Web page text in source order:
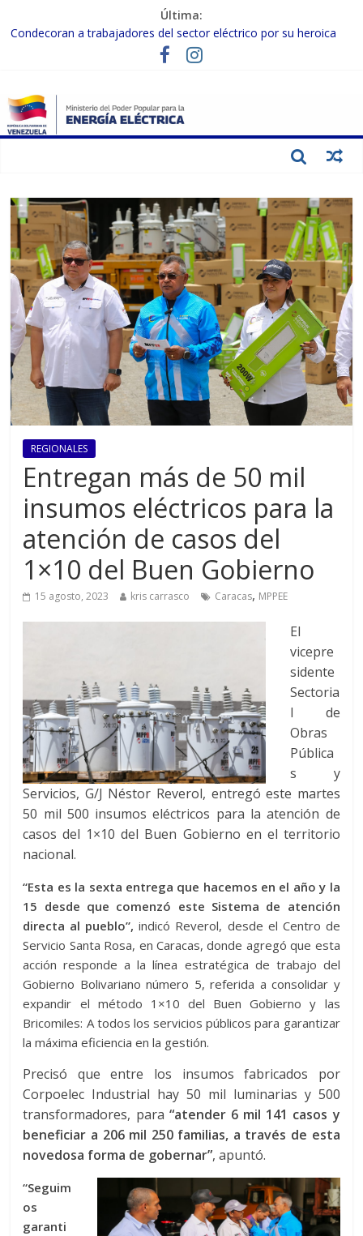
Última:
Condecoran a trabajadores del sector eléctrico por su heroica
labor tras el doble sismo del 24-J
Gobierno Nacional coordina acciones con el sector privado para
Inspeccionan trabajos de rehabilitación en instalaciones del SEN
en Carabobo
Gobierno Nacional activa plan preventivo para fortalecer el SEN
REGIONALES
Entregan más de 50 mil
insumos eléctricos para la
atención de casos del
1×10 del Buen Gobierno
15 agosto, 2023 kris carrasco Caracas, MPPEE
El
vicepre
sidente
Sectoria
l de
Obras
Pública
s y
Servicios, G/J Néstor Reverol, entregó este martes
50 mil 500 insumos eléctricos para la atención de
casos del 1×10 del Buen Gobierno en el territorio
nacional.
“Esta es la sexta entrega que hacemos en el año y la
15 desde que comenzó este Sistema de atención
directa al pueblo”,indicó Reverol, desde el Centro de
Servicio Santa Rosa, en Caracas, donde agregó que esta
acción responde a la línea estratégica de trabajo del
Gobierno Bolivariano número 5, referida a consolidar y
expandir el método 1×10 del Buen Gobierno y las
Bricomiles: A todos los servicios públicos para garantizar
la máxima eficiencia en la gestión.
Precisó que entre los insumos fabricados por
Corpoelec Industrial hay 50 mil luminarias y 500
transformadores, para “atender 6 mil 141 casos y
beneficiar a 206 mil 250 familias, a través de esta
novedosa forma de gobernar”, apuntó.
“Seguim
os
garanti